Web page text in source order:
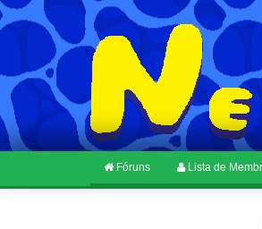
Fóruns Lista de